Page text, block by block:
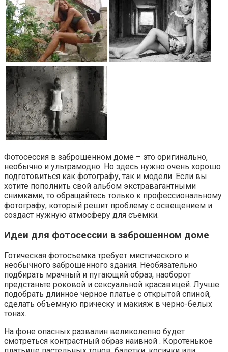
Фотосессия в заброшенном доме – это оригинально,
необычно и ультрамодно. Но здесь нужно очень хорошо
подготовиться как фотографу, так и модели. Если вы
хотите пополнить свой альбом экстравагантными
снимками, то обращайтесь только к профессиональному
фотографу, который решит проблему с освещением и
создаст нужную атмосферу для съемки.
Идеи для фотосессии в заброшенном доме
Готическая фотосъемка требует мистического и
необычного заброшенного здания. Необязательно
подбирать мрачный и пугающий образ, наоборот
предстаньте роковой и сексуальной красавицей. Лучше
подобрать длинное черное платье с открытой спиной,
сделать объемную прическу и макияж в черно-белых
тонах.
На фоне опасных развалин великолепно будет
смотреться контрастный образ наивной . Коротенькое